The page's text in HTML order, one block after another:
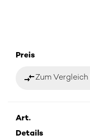
Preis
compare_arrowsZum
Art.
Details